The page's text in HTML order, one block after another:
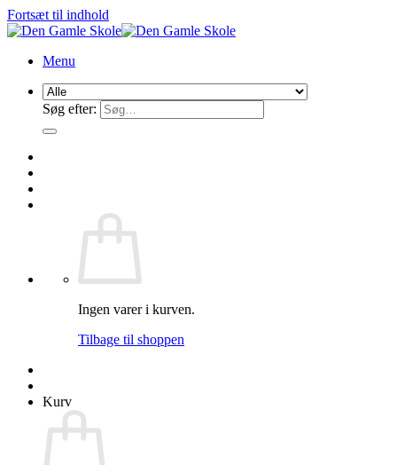
Fortsæt til indhold
Menu
Søg efter:
Ingen varer i kurven.
Tilbage til shoppen
Kurv